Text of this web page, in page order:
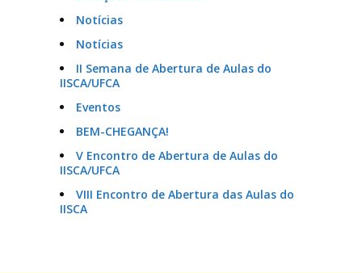
Notícias
Notícias
II Semana de Abertura de Aulas do
IISCA/UFCA
Eventos
BEM-CHEGANÇA!
V Encontro de Abertura de Aulas do
IISCA/UFCA
VIII Encontro de Abertura das Aulas do
IISCA